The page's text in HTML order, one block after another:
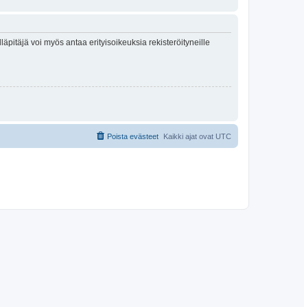
voi myös antaa erityisoikeuksia rekisteröityneille
Kaikki ajat ovat UTC
Poista evästeet